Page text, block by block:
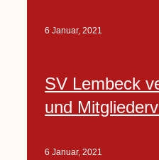
6 Januar, 2021
SV Lembeck
und
6 Januar, 2021